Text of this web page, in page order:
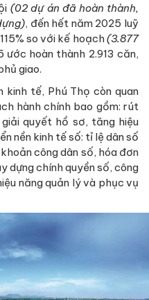
(02 dự án đã hoàn thành,
, đến hết năm 2025 luỹ
so với kế hoạch(3.877
ước hoàn thành 2.913 căn,
giao.
tế, Phú Thọ còn quan
hành chính bao gồm: rút
quyết hồ sơ, tăng hiệu
nền kinh tế số: tỉ lệ dân số
công dân số, hóa đơn
dựng chính quyền số, công
năng quản lý và phục vụ